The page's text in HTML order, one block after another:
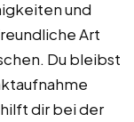
und
Art
Du bleibst
dir bei der